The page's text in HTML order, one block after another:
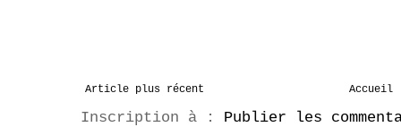
Article plus récent Accueil
Inscription à : Publier les